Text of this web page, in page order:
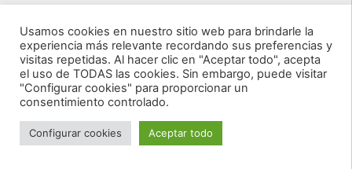
Patrocinadores
© 2026 Club de Bàsquet La Vila
Usamos cookies en nuestro sitio web para brindarle la
experiencia más relevante recordando sus preferencias y
visitas repetidas. Al hacer clic en "Aceptar todo", acepta
el uso de TODAS las cookies. Sin embargo, puede visitar
"Configurar cookies" para proporcionar un
consentimiento controlado.
Configurar cookies Aceptar todo